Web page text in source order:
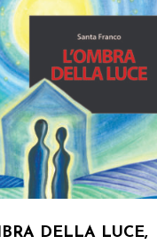
DELLA LUCE,